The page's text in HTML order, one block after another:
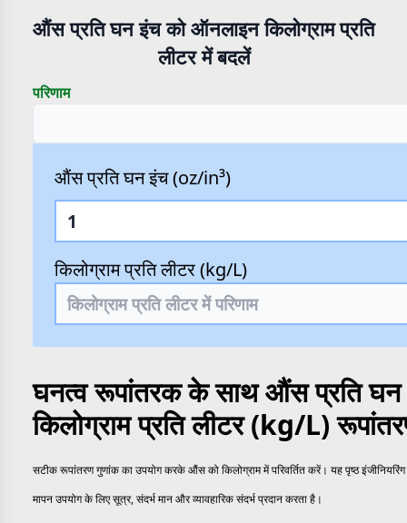
औंस प्रति घन इंच को ऑनलाइन किलोग्राम प्रति
लीटर में बदलें
परिणाम
औंस प्रति घन इंच (oz/in³)
किलोग्राम प्रति लीटर (kg/L)
घनत्व रूपांतरक के साथ औंस प्रति
किलोग्राम प्रति लीटर (kg/L)
सटीक रूपांतरण गुणांक का उपयोग करके औंस को किलोग्राम में परिवर्तित करें। यह पृष्ठ
मापन उपयोग के लिए सूत्र, संदर्भ मान और व्यावहारिक संदर्भ प्रदान करता है।